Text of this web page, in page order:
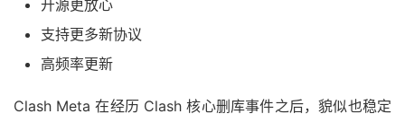
开源更放心
支持更多新协议
高频率更新
Clash Meta 在经历 Clash 核心删库事件之后，貌似也稳定